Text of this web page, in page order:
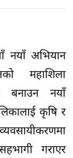
नयाँ अभियान
महाशिला
बनाउन नयाँ
कृषि र
गराएर